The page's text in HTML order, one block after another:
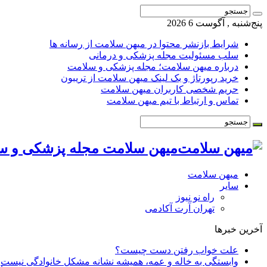
پنج‌شنبه , آگوست 6 2026
شرایط بازنشر محتوا در میهن سلامت از رسانه ها
سلب مسئولیت مجله پزشکی و درمانی
درباره میهن سلامت؛ مجله پزشکی و سلامت
خرید رپورتاژ و بک لینک میهن سلامت از تریبون
حریم شخصی کاربران میهن سلامت
تماس و ارتباط با تیم میهن سلامت
میهن سلامت مجله پزشکی و
میهن سلامت
سایر
راه نو نیوز
تهران آرت آکادمی
آخرین خبرها
علت خواب رفتن دست چیست؟
وابستگی به خاله و عمه، همیشه نشانه مشکل خانوادگی نیست